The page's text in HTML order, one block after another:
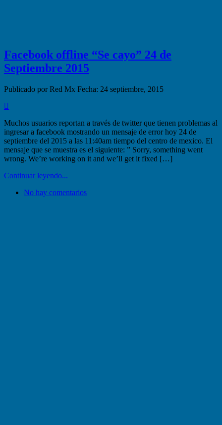
Facebook offline “Se cayo” 24 de
Septiembre 2015
Publicado por Red Mx Fecha: 24 septiembre, 2015
Muchos usuarios reportan a través de twitter que tienen problemas al
ingresar a facebook mostrando un mensaje de error hoy 24 de
septiembre del 2015 a las 11:40am tiempo del centro de mexico. El
mensaje que se muestra es el siguiente: ” Sorry, something went
wrong. We’re working on it and we’ll get it fixed […]
Continuar leyendo...
No hay comentarios